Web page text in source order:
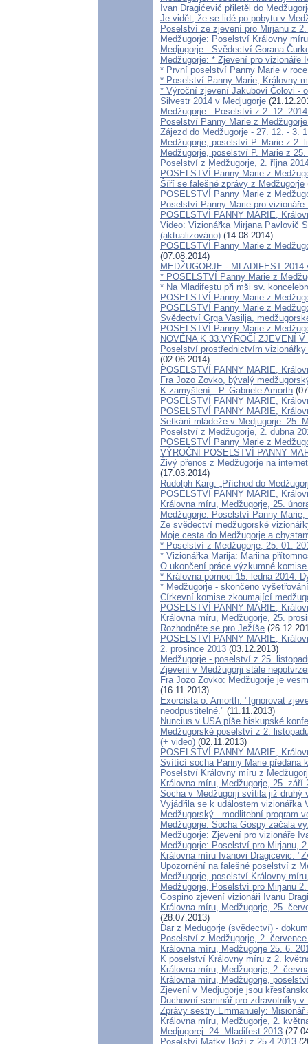
Ivan Dragićević přiletěl do
Je vidět, že se lidé po pobytu v
Poselství ze zjevení pro Mirjanu z 2.
Medžugorje: Poselství Královny
Medjugorje - Svědectví Gorana
Medžugorje: * Zjevení pro vizionáře
* První poselství Panny Marie v
* Poselství Panny Marie, Královny
* Výroční zjevení Jakubovi Čolovi -
Silvestr 2014 v Medjugorje
Medžugorje - Poselství z 2. 12.
Poselství Panny Marie z
Zájezd do Medžugorje - 27. 12. - 3.
Medžugorje, poselství P. Marie z 2.
Medžugorje, poselství P. Marie z
Poselství z Medžugorje, 2. října
POSELSTVÍ Panny Marie z
Šíří se falešné zprávy z Medžugorje
POSELSTVÍ Panny Marie z
Poselství Panny Marie pro
POSELSTVÍ PANNY MARIE,
Video: Vizionářka Mirjana Pavlovič
(aktualizováno) (14.08.2014)
POSELSTVÍ Panny Marie z
(07.08.2014)
MEDŽUGORJE - MLADIFEST
* POSELSTVÍ Panny Marie z
* Na Mladifestu při mši sv.
POSELSTVÍ Panny Marie z
POSELSTVÍ Panny Marie z
Svědectví Grga Vasilja,
POSELSTVÍ Panny Marie z
NOVÉNA K 33.VÝROČÍ ZJEVENÍ
Poselství prostřednictvím
(02.06.2014)
POSELSTVÍ PANNY MARIE,
Fra Jozo Zovko, bývalý
K zamyšlení - P. Gabriele Amorth
POSELSTVÍ PANNY MARIE,
POSELSTVÍ PANNY MARIE,
Setkání mládeže v Medjugorje: 25.
Poselství z Medžugorje, 2. dubna
POSELSTVÍ Panny Marie z
VÝROČNÍ POSELSTVÍ PANNY
Živý přenos z Medžugorje na
(17.03.2014)
Rudolph Karg: „Příchod do
POSELSTVÍ PANNY MARIE,
Královna míru, Medžugorje, 25.
Medžugorje: Poselství Panny
Ze svědectví medžugorské
Moje cesta do Medžugorje a
* Poselství z Medžugorje, 25. 01.
* Vizionářka Marija: Mariina
O ukončení práce výzkumné
* Královna pomoci 15. ledna 2014:
* Medžugorje - skončeno vyšetřování
Církevní komise zkoumající
POSELSTVÍ PANNY MARIE,
Královna míru, Medžugorje, 25.
Rozhodněte se pro Ježíše
POSELSTVÍ PANNY MARIE,
2. prosince 2013 (03.12.2013)
Medžugorje - poselství z 25.
Zjevení v Medžugorji stále
Fra Jozo Zovko: Medžugorje je
(16.11.2013)
Exorcista o. Amorth: "Ignorovat
neodpustitelné." (11.11.2013)
Nuncius v USA píše biskupské
Medžugorské poselství z 2.
(+ video) (02.11.2013)
POSELSTVÍ PANNY MARIE,
Svítící socha Panny Marie předána
Poselství Královny míru z
Královna míru, Medžugorje, 25.
Socha v Medžugorji svítila již druhý
Vyjádřila se k událostem vizionářka
Medžugorský - modlitební program
Medžugorje: Socha Gospy začala
Medžugorje: Zjevení pro vizionáře
Medžugorje: Poselství pro Mirjanu,
Královna míru Ivanovi Dragicevic:
Upozornění na falešné poselství z
Medžugorje, poselství Královny
Medžugorje, Poselství pro Mirjanu
Gospino zjevení vizionáři Ivanu
Královna míru, Medžugorje, 25.
(28.07.2013)
Dar z Medugorje (svědectví) -
Poselství z Medžugorje, 2. července
Královna míru, Medžugorje 25. 6.
K poselství Královny míru z 2.
Královna míru, Medžugorje, 2.
Královna míru, Medžugorje,
Zjevení v Medjugorje jsou
Duchovní seminář pro zdravotníky v
Zprávy sestry Emmanuely: Misionář
Královna míru, Medžugorje, 2.
Medjugorej: 24. Mladifest 2013
Poselství Matky Boží z 25.4.2013